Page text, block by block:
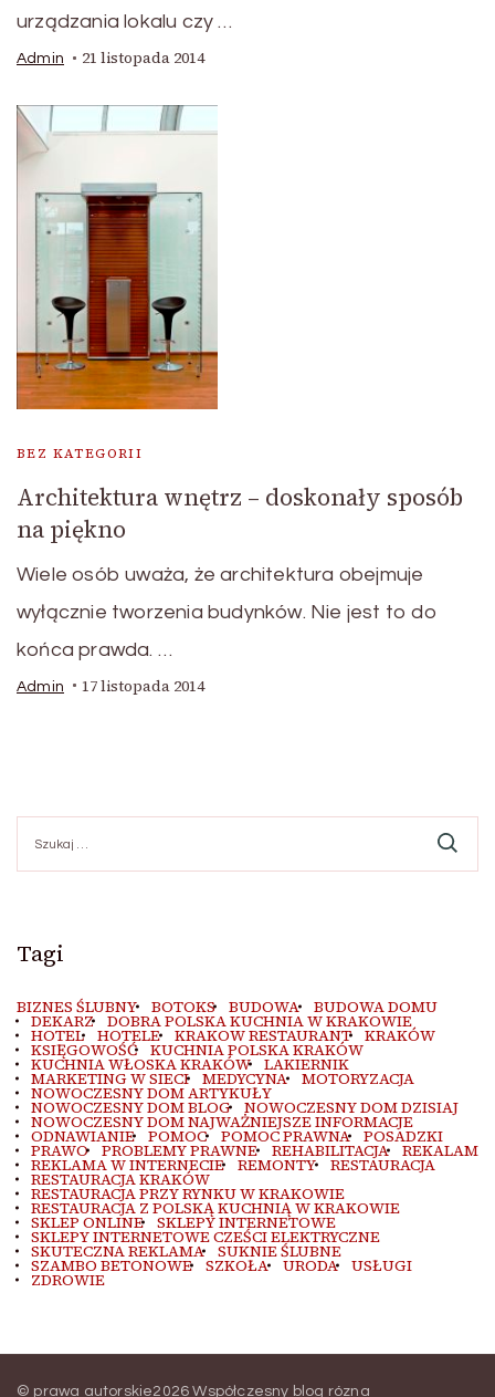
urządzania lokalu czy …
Admin 21 listopada 2014
BEZ KATEGORII
Architektura wnętrz – doskonały sposób
na piękno
Wiele osób uważa, że architektura obejmuje
wyłącznie tworzenia budynków. Nie jest to do
końca prawda. …
Admin 17 listopada 2014
Tagi
BIZNES ŚLUBNY BOTOKS BUDOWA BUDOWA DOMU
DEKARZ DOBRA POLSKA KUCHNIA W KRAKOWIE
HOTEL HOTELE KRAKOW RESTAURANT KRAKÓW
KSIĘGOWOŚĆ KUCHNIA POLSKA KRAKÓW
KUCHNIA WŁOSKA KRAKÓW LAKIERNIK
MARKETING W SIECI MEDYCYNA MOTORYZACJA
NOWOCZESNY DOM ARTYKUŁY
NOWOCZESNY DOM BLOG NOWOCZESNY DOM DZISIAJ
NOWOCZESNY DOM NAJWAŻNIEJSZE INFORMACJE
ODNAWIANIE POMOC POMOC PRAWNA POSADZKI
PRAWO PROBLEMY PRAWNE REHABILITACJA REKALAM
REKLAMA W INTERNECIE REMONTY RESTAURACJA
RESTAURACJA KRAKÓW
RESTAURACJA PRZY RYNKU W KRAKOWIE
RESTAURACJA Z POLSKĄ KUCHNIĄ W KRAKOWIE
SKLEP ONLINE SKLEPY INTERNETOWE
SKLEPY INTERNETOWE CZEŚCI ELEKTRYCZNE
SKUTECZNA REKLAMA SUKNIE ŚLUBNE
SZAMBO BETONOWE SZKOŁA URODA USŁUGI
ZDROWIE
© prawa autorskie2026Współczesny blog rózna